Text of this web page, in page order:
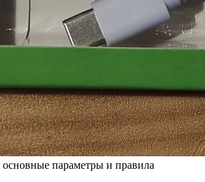
параметры и правила